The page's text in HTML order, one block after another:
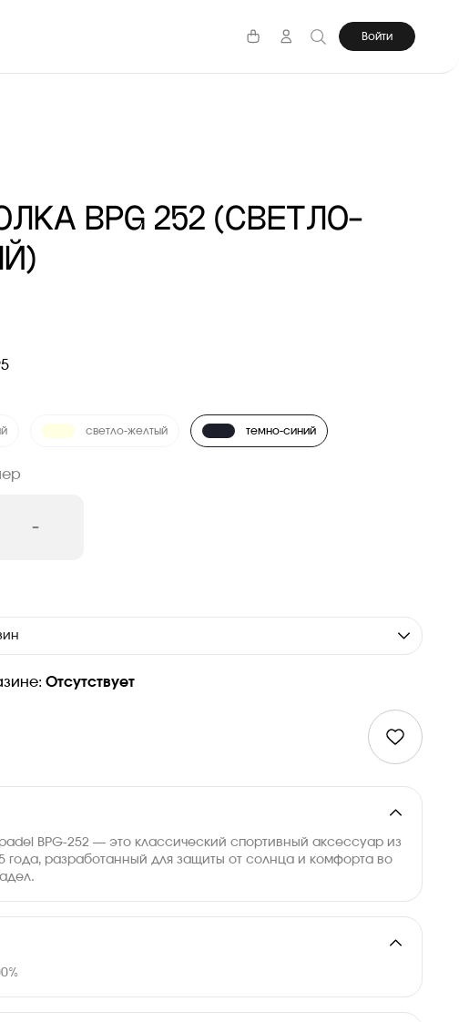
Войти
BPG 252 (СВЕТЛО-
-
светло-желтый темно-синий
Отсутствует
BPG-252 — это классический спортивный аксессуар из
года, разработанный для защиты от солнца и комфорта во